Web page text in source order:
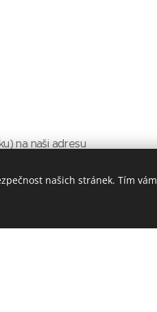
na naši adresu
našich stránek. Tím vám